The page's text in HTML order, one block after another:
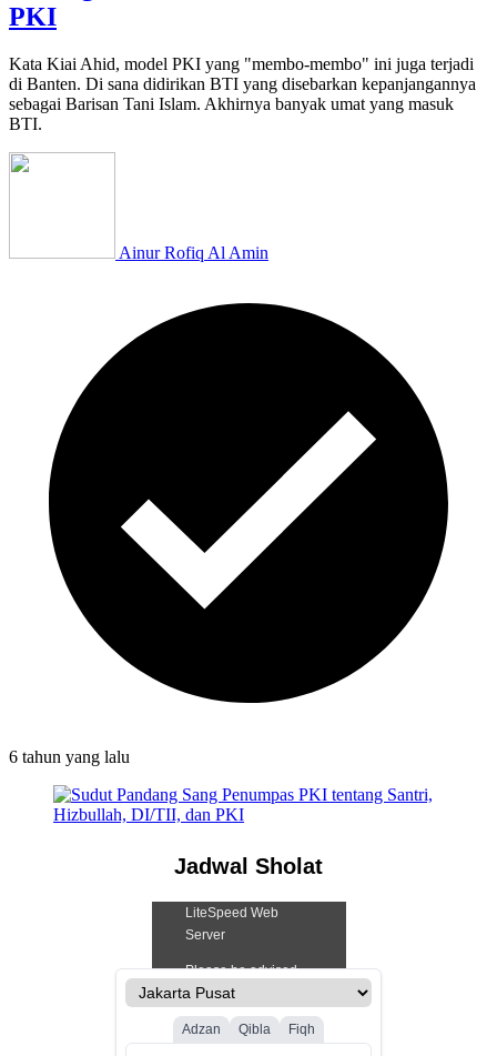
PKI
Kata Kiai Ahid, model PKI yang "membo-membo" ini juga terjadi
di Banten. Di sana didirikan BTI yang disebarkan kepanjangannya
sebagai Barisan Tani Islam. Akhirnya banyak umat yang masuk
BTI.
Ainur Rofiq Al Amin
6 tahun yang lalu
Jadwal Sholat